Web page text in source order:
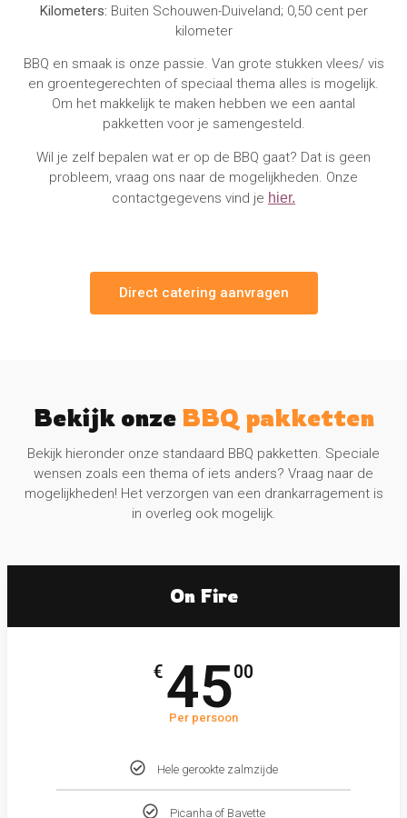
Kilometers: Buiten Schouwen-Duiveland; 0,50 cent per
kilometer
BBQ en smaak is onze passie. Van grote stukken vlees/ vis
en groentegerechten of speciaal thema alles is mogelijk.
Om het makkelijk te maken hebben we een aantal
pakketten voor je samengesteld.
Wil je zelf bepalen wat er op de BBQ gaat? Dat is geen
probleem, vraag ons naar de mogelijkheden. Onze
contactgegevens vind je hier.
Direct catering aanvragen
Bekijk onze BBQ pakketten
Bekijk hieronder onze standaard BBQ pakketten. Speciale
wensen zoals een thema of iets anders? Vraag naar de
mogelijkheden! Het verzorgen van een drankarragement is
in overleg ook mogelijk.
On Fire
€ 4500
Per persoon
Hele gerookte zalmzijde
Picanha of Bavette